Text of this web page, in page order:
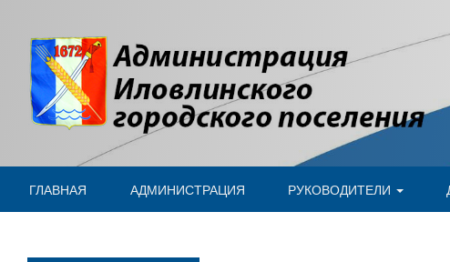
ГЛАВНАЯ АДМИНИСТРАЦИЯ РУКОВОДИТЕЛИ